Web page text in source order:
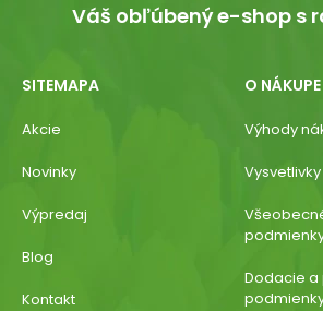
Váš obľúbený e-shop s
SITEMAPA
Akcie
Novinky
Výpredaj
Blog
Kontakt
O NÁKUPE
Výhody
Vysvetlivky
Dodacie